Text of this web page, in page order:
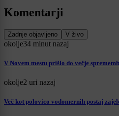
Komentarji
Zadnje objavljeno V živo
okolje34 minut nazaj
V Novem mestu prišlo do večje
okolje2 uri nazaj
Več kot polovico vodomernih postaj